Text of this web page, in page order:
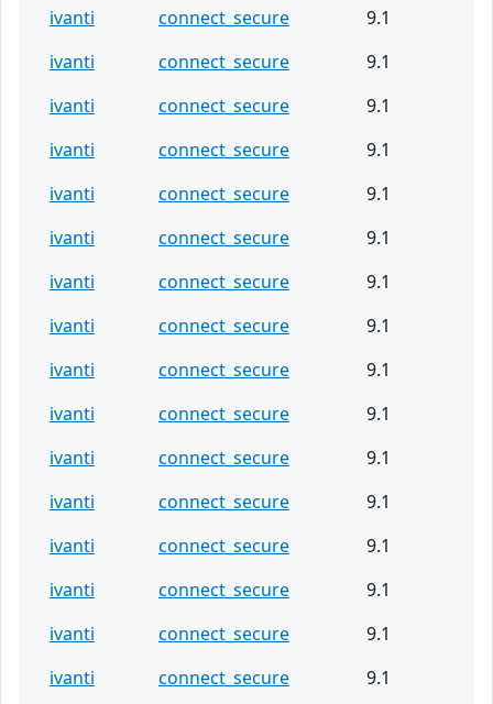
ivanti
connect_secure
9.1
ivanti
connect_secure
9.1
ivanti
connect_secure
9.1
ivanti
connect_secure
9.1
ivanti
connect_secure
9.1
ivanti
connect_secure
9.1
ivanti
connect_secure
9.1
ivanti
connect_secure
9.1
ivanti
connect_secure
9.1
ivanti
connect_secure
9.1
ivanti
connect_secure
9.1
ivanti
connect_secure
9.1
ivanti
connect_secure
9.1
ivanti
connect_secure
9.1
ivanti
connect_secure
9.1
ivanti
connect_secure
9.1